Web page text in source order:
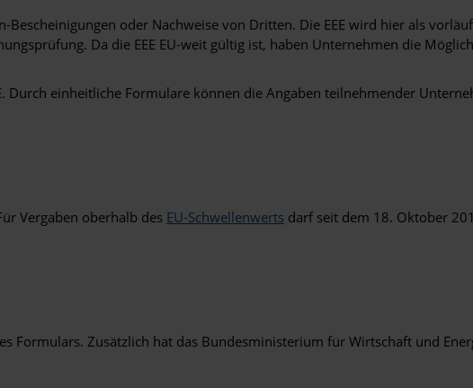
oder Nachweise von Dritten. Die EEE wird hier als
Da die EEE EU-weit gültig ist, haben Unternehmen die
einheitliche Formulare können die Angaben teilnehmender
Vergaben oberhalb des EU-Schwellenwerts darf seit dem 18. Oktober
Zusätzlich hat das Bundesministerium für Wirtschaft und